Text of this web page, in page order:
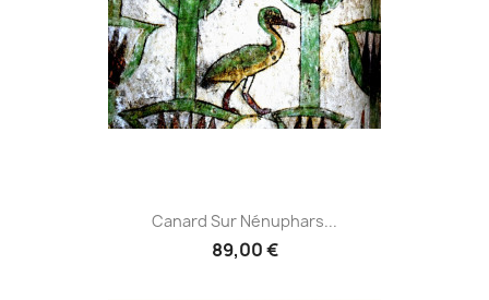
Canard Sur Nénuphars...
89,00 €